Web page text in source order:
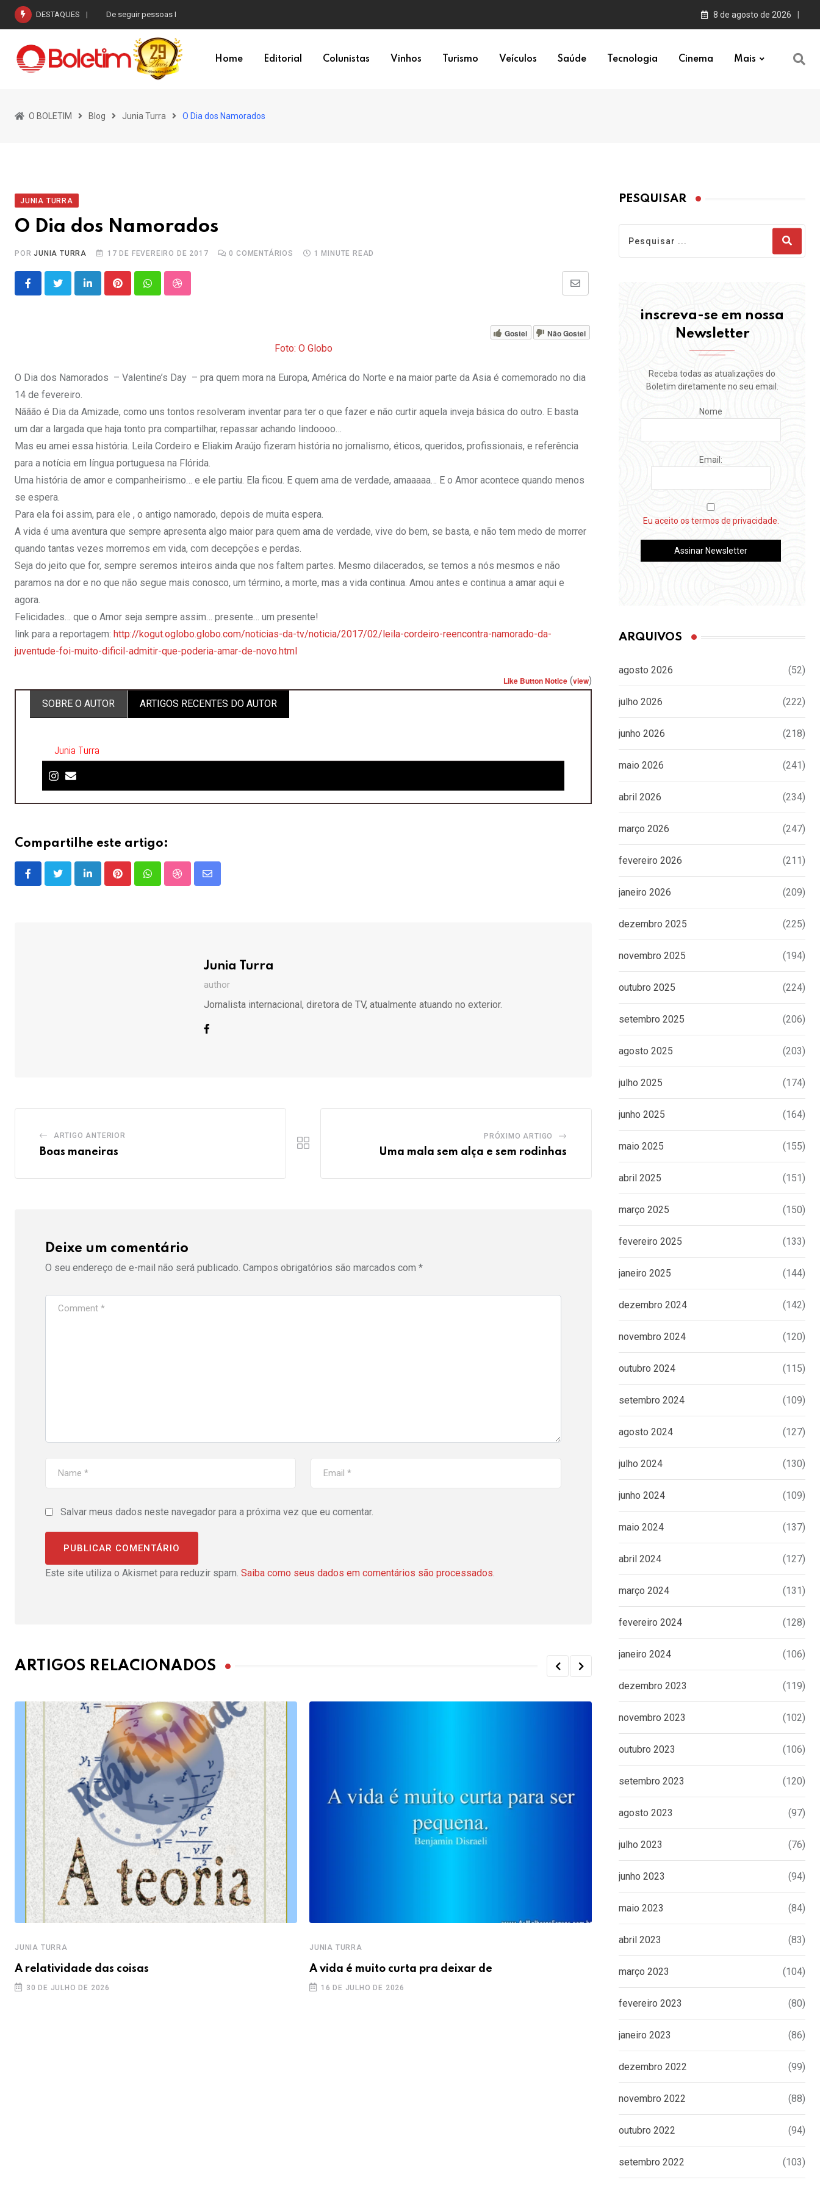
Skip
content
DESTAQUES De seguir pessoas I 8 de agosto de 2026
Home Editorial Colunistas Vinhos Turismo Veículos Saúde Tecnologia Cinema Mais
O BOLETIM Blog Junia Turra O Dia dos Namorados
JUNIA TURRA
O Dia dos Namorados
PORJUNIA TURRA 17 DE FEVEREIRO DE 2017 0 COMENTÁRIOS 1 MINUTE READ
LinkedInPinterestWhatsappStumbleUpon
Share
Email
Gostei Não Gostei
Foto: O Globo
O Dia dos Namorados – Valentine’s Day – pra quem mora na Europa, América do Norte e na maior parte da Asia é comemorado no dia
14 de fevereiro.
Nããão é Dia da Amizade, como uns tontos resolveram inventar para ter o que fazer e não curtir aquela inveja básica do outro. E basta
um dar a largada que haja tonto pra compartilhar, repassar achando lindoooo…
Mas eu amei essa história. Leila Cordeiro e Eliakim Araújo fizeram história no jornalismo, éticos, queridos, profissionais, e referência
para a notícia em língua portuguesa na Flórida.
Uma história de amor e companheirismo… e ele partiu. Ela ficou. E quem ama de verdade, amaaaaa… E o Amor acontece quando menos
se espera.
Para ela foi assim, para ele , o antigo namorado, depois de muita espera.
A vida é uma aventura que sempre apresenta algo maior para quem ama de verdade, vive do bem, se basta, e não tem medo de morrer
quando tantas vezes morremos em vida, com decepções e perdas.
Seja do jeito que for, sempre seremos inteiros ainda que nos faltem partes. Mesmo dilacerados, se temos a nós mesmos e não
paramos na dor e no que não segue mais conosco, um término, a morte, mas a vida continua. Amou antes e continua a amar aqui e
agora.
Felicidades… que o Amor seja sempre assim… presente… um presente!
link para a reportagem: http://kogut.oglobo.globo.com/noticias-da-tv/noticia/2017/02/leila-cordeiro-reencontra-namorado-da-
juventude-foi-muito-dificil-admitir-que-poderia-amar-de-novo.html
Like Button Notice (view)
SOBRE O AUTOR
ARTIGOS RECENTES DO AUTOR
Junia Turra
Compartilhe este artigo:
LinkedInPinterestWhatsappStumbleUpon
Share
Junia Turra
author
Jornalista internacional, diretora de TV, atualmente atuando no exterior.
ARTIGO ANTERIOR
Boas maneiras
PRÓXIMO ARTIGO
Uma mala sem alça e sem rodinhas
Deixe um comentário
O seu endereço de e-mail não será publicado. Campos obrigatórios são marcados com *
Salvar meus dados neste navegador para a próxima vez que eu comentar.
Este site utiliza o Akismet para reduzir spam. Saiba como seus dados em comentários são processados.
ARTIGOS RELACIONADOS
JUNIA TURRA
A relatividade das coisas
30 DE JULHO DE 2026
JUNIA TURRA
A vida é muito curta pra deixar de
16 DE JULHO DE 2026
Oitavas de final da Copa
7 DE JULHO DE 2026
PESQUISAR
inscreva-se em nossa
Newsletter
Receba todas as atualizações do
Boletim diretamente no seu email.
Nome
Email:
Eu aceito os termos de privacidade.
ARQUIVOS
agosto 2026 (52)
julho 2026 (222)
junho 2026 (218)
maio 2026 (241)
abril 2026 (234)
março 2026 (247)
fevereiro 2026 (211)
janeiro 2026 (209)
dezembro 2025 (225)
novembro 2025 (194)
outubro 2025 (224)
setembro 2025 (206)
agosto 2025 (203)
julho 2025 (174)
junho 2025 (164)
maio 2025 (155)
abril 2025 (151)
março 2025 (150)
fevereiro 2025 (133)
janeiro 2025 (144)
dezembro 2024 (142)
novembro 2024 (120)
outubro 2024 (115)
setembro 2024 (109)
agosto 2024 (127)
julho 2024 (130)
junho 2024 (109)
maio 2024 (137)
abril 2024 (127)
março 2024 (131)
fevereiro 2024 (128)
janeiro 2024 (106)
dezembro 2023 (119)
novembro 2023 (102)
outubro 2023 (106)
setembro 2023 (120)
agosto 2023 (97)
julho 2023 (76)
junho 2023 (94)
maio 2023 (84)
abril 2023 (83)
março 2023 (104)
fevereiro 2023 (80)
janeiro 2023 (86)
dezembro 2022 (99)
novembro 2022 (88)
outubro 2022 (94)
setembro 2022 (103)